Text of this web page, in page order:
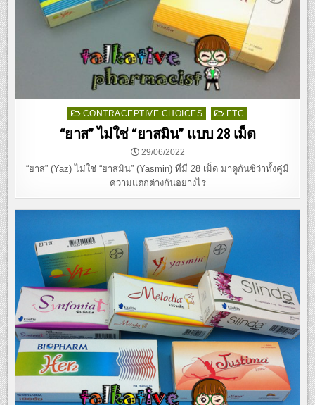
PostedCONTRACEPTIVE CHOICES ETC
“ยาส” ไม่ใช่ “ยาสมิน” แบบ 28 เม็ด
29/06/2022
“ยาส” (Yaz) ไม่ใช่ “ยาสมิน” (Yasmin) ที่มี 28 เม็ด มาดูกันซิว่าทั้งคู่มี
ความแตกต่างกันอย่างไร